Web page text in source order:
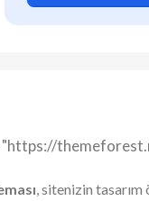
, sitenizin